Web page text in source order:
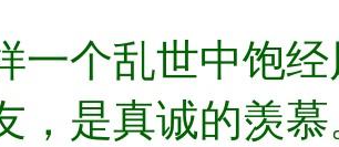
一个乱世中饱
，是真诚的羡慕